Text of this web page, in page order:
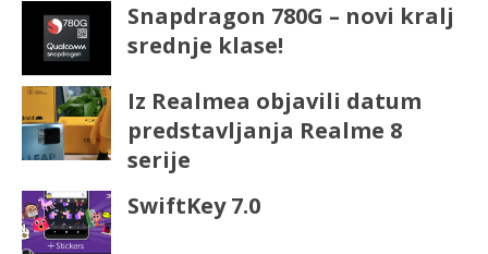
Snapdragon 780G – novi kralj
srednje klase!
Iz Realmea objavili datum
predstavljanja Realme 8
serije
SwiftKey 7.0